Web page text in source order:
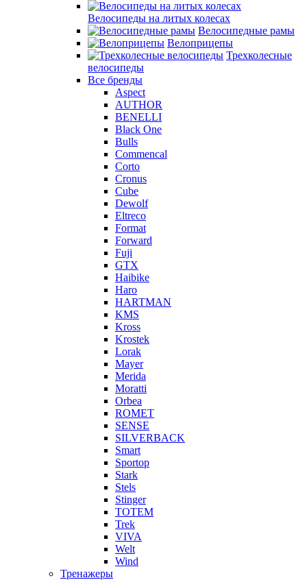
Велосипеды на литых колесах
Велосипедные рамы
Велоприцепы
Трехколесные
велосипеды
Все бренды
Aspect
AUTHOR
BENELLI
Black One
Bulls
Commencal
Corto
Cronus
Cube
Dewolf
Eltreco
Format
Forward
Fuji
GTX
Haibike
Haro
HARTMAN
KMS
Kross
Krostek
Lorak
Mayer
Merida
Moratti
Orbea
ROMET
SENSE
SILVERBACK
Smart
Sportop
Stark
Stels
Stinger
TOTEM
Trek
VIVA
Welt
Wind
Тренажеры